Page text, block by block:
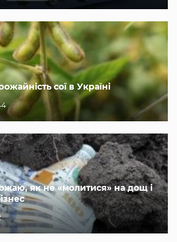
сої в Україні
як не «молитися» на дощ і